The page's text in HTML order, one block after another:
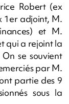
Robert (ex
1er adjoint, M.
et M.
qui a rejoint la
se souvient
par M.
partie des 9
sous la